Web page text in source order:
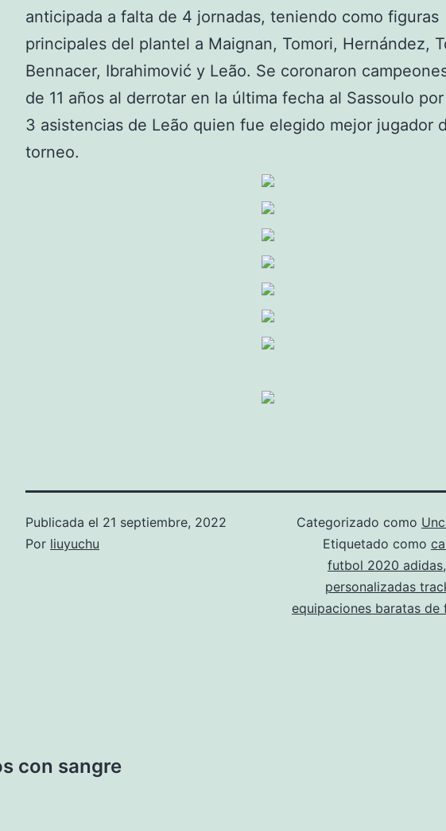
anticipada a falta de 4 jornadas, teniendo como figuras
principales del plantel a Maignan, Tomori, Hernández,
Bennacer, Ibrahimović y Leão. Se coronaron
de 11 años al derrotar en la última fecha al Sassoulo
3 asistencias de Leão quien fue elegido mejor jugador
torneo.
Publicada el 21 septiembre, 2022
Por liuyuchu
Categorizado como
Etiquetado como
futbol 2020 adidas
personalizadas
equipaciones baratas de
con sangre